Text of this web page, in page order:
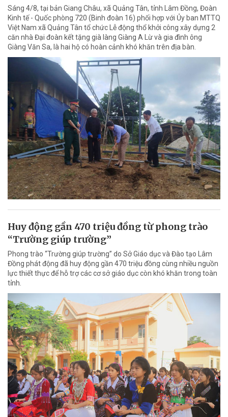
Sáng 4/8, tại bản Giang Châu, xã Quảng Tân, tỉnh Lâm Đồng, Đoàn
Kinh tế - Quốc phòng 720 (Binh đoàn 16) phối hợp với Ủy ban MTTQ
Việt Nam xã Quảng Tân tổ chức Lễ động thổ khởi công xây dựng 2
căn nhà Đại đoàn kết tặng già làng Giàng A Lừ và gia đình ông
Giàng Văn Sa, là hai hộ có hoàn cảnh khó khăn trên địa bàn.
Huy động gần 470 triệu đồng từ phong trào
“Trường giúp trường”
Phong trào “Trường giúp trường” do Sở Giáo dục và Đào tạo Lâm
Đồng phát động đã huy động gần 470 triệu đồng cùng nhiều nguồn
lực thiết thực để hỗ trợ các cơ sở giáo dục còn khó khăn trong toàn
tỉnh.